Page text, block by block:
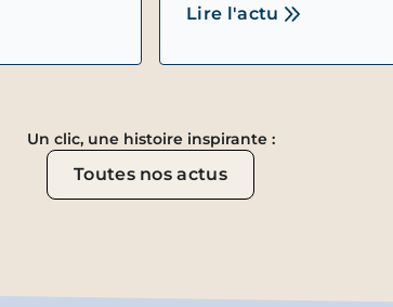
Lire l'actu
Un clic, une histoire inspirante :
Toutes nos actus